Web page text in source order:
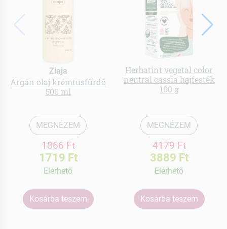
Ziaja
Argán olaj krémtusfürdő
500 ml
MEGNÉZEM
1866 Ft
1719 Ft
Elérhetõ
Kosárba teszem
Herbatint vegetal color
neutral cassia hajfesték
100 g
MEGNÉZEM
4179 Ft
3889 Ft
Elérhetõ
Kosárba teszem